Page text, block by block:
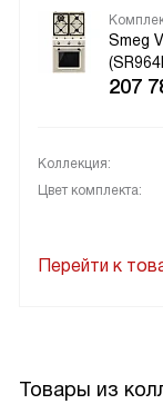
Smeg
207
Коллекция:
Цвет комплекта:
Перейти к
Товары из